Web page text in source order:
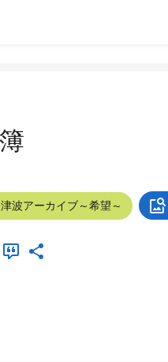
波アーカイブ～希望～